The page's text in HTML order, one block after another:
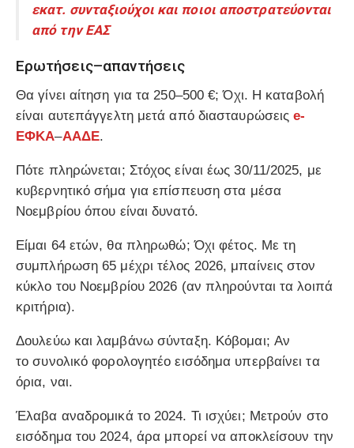
εκατ. συνταξιούχοι και ποιοι αποστρατεύονται
από την ΕΑΣ
Ερωτήσεις–απαντήσεις
Θα γίνει αίτηση για τα 250–500 €; Όχι. Η καταβολή
είναι αυτεπάγγελτημετά από διασταυρώσειςe-
ΕΦΚΑ–ΑΑΔΕ.
Πότε πληρώνεται; Στόχος είναιέως 30/11/2025, με
κυβερνητικό σήμα γιαεπίσπευση στα μέσα
Νοεμβρίουόπου είναι δυνατό.
Είμαι 64 ετών, θα πληρωθώ; Όχι φέτος. Με τη
συμπλήρωση65 μέχριτέλος 2026, μπαίνεις στον
κύκλο του Νοεμβρίου 2026 (αν πληρούνται τα λοιπά
κριτήρια).
Δουλεύω και λαμβάνω σύνταξη. Κόβομαι; Αν
τοσυνολικό φορολογητέο εισόδημα υπερβαίνει τα
όρια, ναι.
Έλαβα αναδρομικά το 2024. Τι ισχύει; Μετρούν στο
εισόδημα του 2024, άρα μπορεί νααποκλείσουν την